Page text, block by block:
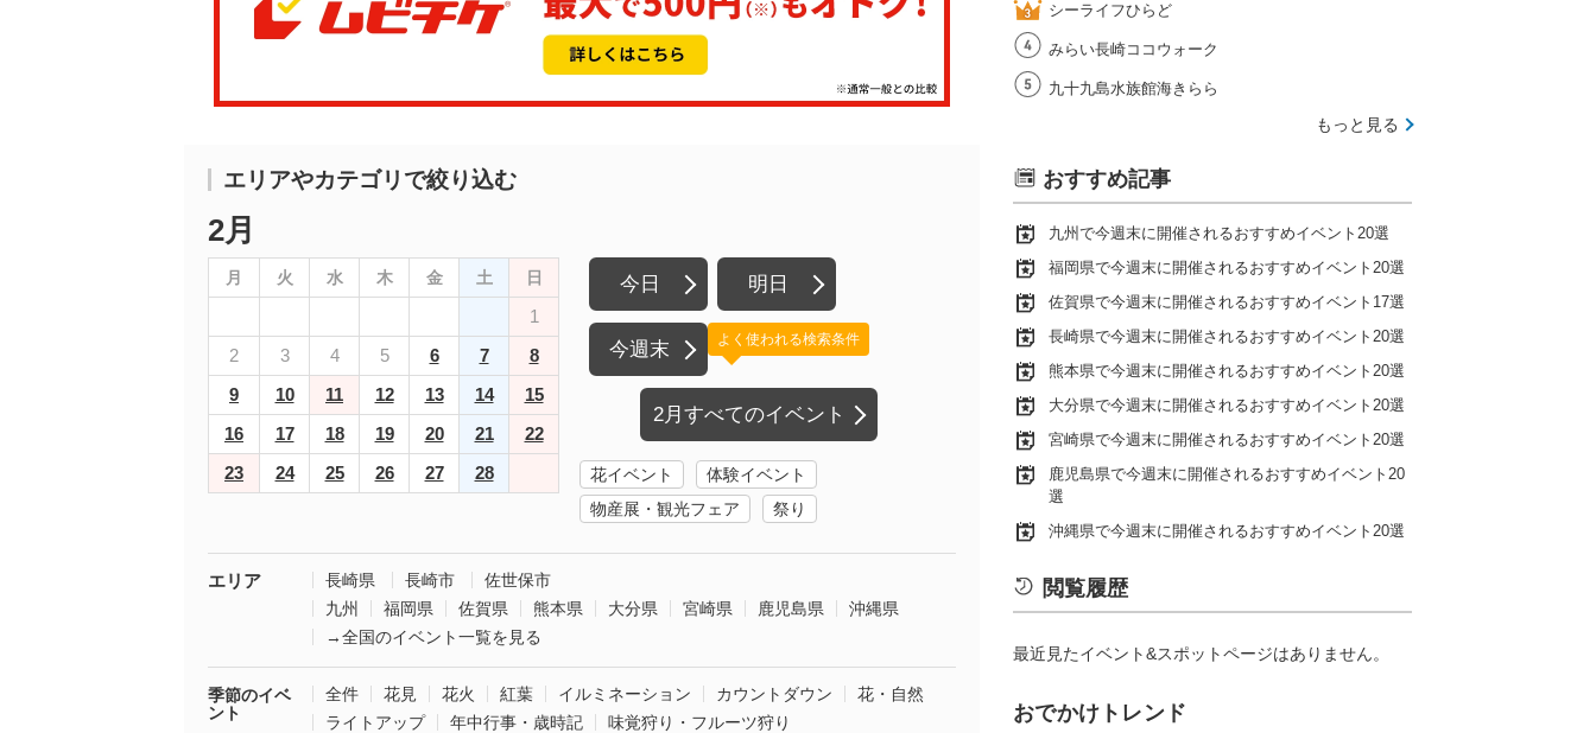
エリアやカテゴリで絞り込む
2月
月 火 水 木 金 土 日
1
2
3 4 5 6 7
8
9
10 11 12 13 14
15
16
17 18 19 20 21
22
23
24 25 26 27 28
今日 明日
今週末
2月すべてのイベント
よく使われる検索条件
花イベント
体験イベント
物産展・観光フェア
祭り
エリア 長崎県 長崎市
佐世保市
九州
福岡県 佐賀県 熊本県 大分県 宮崎県 鹿児島県
沖縄県
→全国のイベント一覧を見る
季節のイベ
ント
全件 花見 花火 紅葉 イルミネーション カウントダウン
花・自然
ライトアップ
年中行事・歳時記
味覚狩り・フルーツ狩り
シーライフひらど
みらい長崎ココウォーク
九十九島水族館海きらら
もっと見る
おすすめ記事
九州で今週末に開催されるおすすめイベント20選
福岡県で今週末に開催されるおすすめイベント20選
佐賀県で今週末に開催されるおすすめイベント17選
長崎県で今週末に開催されるおすすめイベント20選
熊本県で今週末に開催されるおすすめイベント20選
大分県で今週末に開催されるおすすめイベント20選
宮崎県で今週末に開催されるおすすめイベント20選
鹿児島県で今週末に開催されるおすすめイベント20
選
沖縄県で今週末に開催されるおすすめイベント20選
閲覧履歴
最近見たイベント&スポットページはありません。
おでかけトレンド